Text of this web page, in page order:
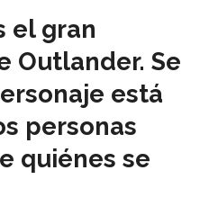
el gran
Outlander. Se
está
personas
quiénes se